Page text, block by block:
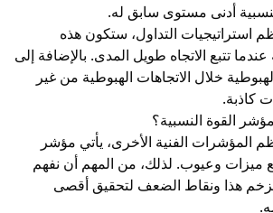
أدنى مستوى سابق له.
استراتيجيات التداول، ستكون هذه
عندما تتبع الاتجاه طويل المدى. بالإضافة إلى
خلال الاتجاهات الهبوطية من غير
كاذبة.
القوة النسبية؟
المؤشرات الفنية الأخرى، يأتي مؤشر
ميزات وعيوب. لذلك، من المهم أن نفهم
هذا ونقاط الضعف لتحقيق أقصى